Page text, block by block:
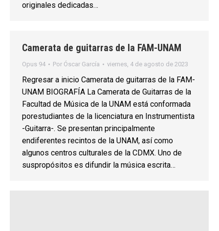
originales dedicadas…
Camerata de guitarras de la FAM-UNAM
Opus 94 Por Óscar García viernes, 4 de agosto de 2023
Regresar a inicio Camerata de guitarras de la FAM-
UNAM BIOGRAFÍA La Camerata de Guitarras de la
Facultad de Música de la UNAM está conformada
porestudiantes de la licenciatura en Instrumentista
-Guitarra-. Se presentan principalmente
endiferentes recintos de la UNAM, así como
algunos centros culturales de la CDMX. Uno de
suspropósitos es difundir la música escrita…